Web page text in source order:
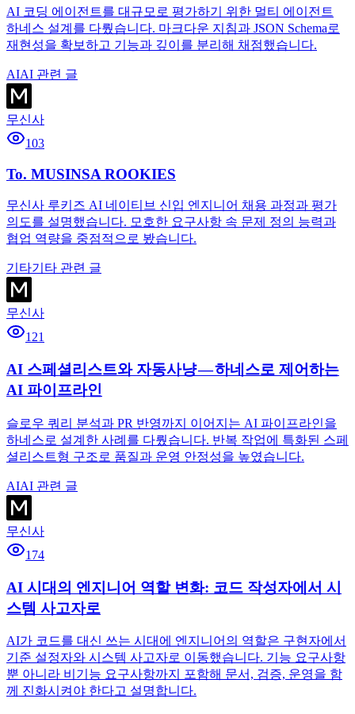
AI 코딩 에이전트를 대규모로 평가하기 위한 멀티 에이전트
하네스 설계를 다뤘습니다. 마크다운 지침과 JSON Schema로
재현성을 확보하고 기능과 깊이를 분리해 채점했습니다.
AIAI 관련 글
무신사
103
To. MUSINSA ROOKIES
무신사 루키즈 AI 네이티브 신입 엔지니어 채용 과정과 평가
의도를 설명했습니다. 모호한 요구사항 속 문제 정의 능력과
협업 역량을 중점적으로 봤습니다.
기타기타 관련 글
무신사
121
AI 스페셜리스트와 자동사냥 — 하네스로 제어하는
AI 파이프라인
슬로우 쿼리 분석과 PR 반영까지 이어지는 AI 파이프라인을
하네스로 설계한 사례를 다뤘습니다. 반복 작업에 특화된 스페
셜리스트형 구조로 품질과 운영 안정성을 높였습니다.
AIAI 관련 글
무신사
174
AI 시대의 엔지니어 역할 변화: 코드 작성자에서 시
스템 사고자로
AI가 코드를 대신 쓰는 시대에 엔지니어의 역할은 구현자에서
기준 설정자와 시스템 사고자로 이동했습니다. 기능 요구사항
뿐 아니라 비기능 요구사항까지 포함해 문서, 검증, 운영을 함
께 진화시켜야 한다고 설명합니다.